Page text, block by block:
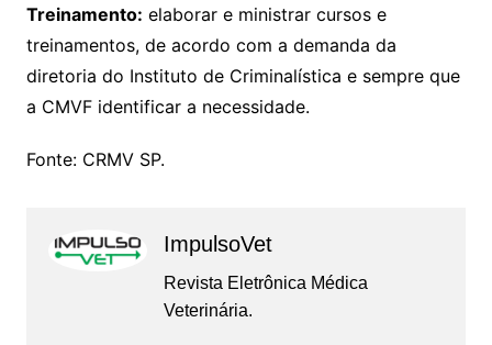
Treinamento: elaborar e ministrar cursos e
treinamentos, de acordo com a demanda da
diretoria do Instituto de Criminalística e sempre que
a CMVF identificar a necessidade.
Fonte: CRMV SP.
ImpulsoVet
Revista Eletrônica Médica
Veterinária.